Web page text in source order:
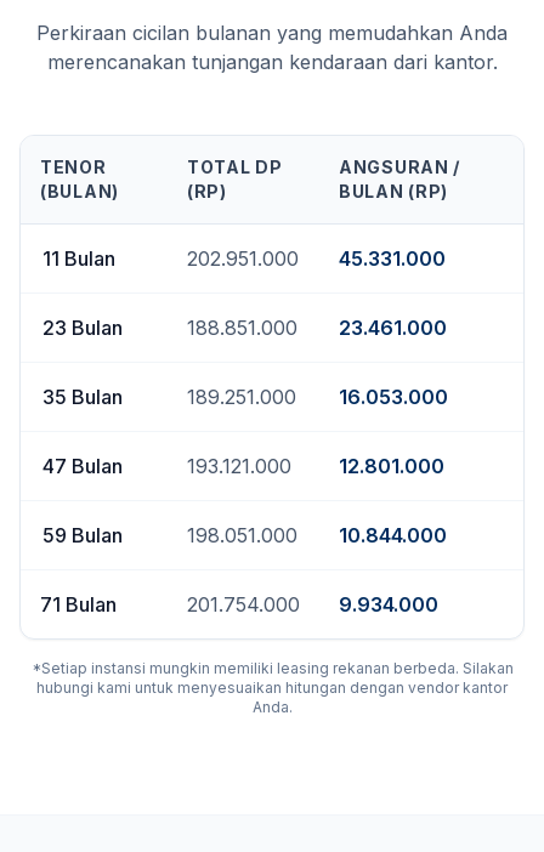
Perkiraan cicilan bulanan yang memudahkan Anda
merencanakan tunjangan kendaraan dari kantor.
TENOR
(BULAN)
TOTAL DP
(RP)
ANGSURAN /
BULAN (RP)
11 Bulan 202.951.000 45.331.000
23 Bulan 188.851.000 23.461.000
35 Bulan 189.251.000 16.053.000
47 Bulan 193.121.000 12.801.000
59 Bulan 198.051.000 10.844.000
71 Bulan 201.754.000 9.934.000
*Setiap instansi mungkin memiliki leasing rekanan berbeda. Silakan
hubungi kami untuk menyesuaikan hitungan dengan vendor kantor
Anda.